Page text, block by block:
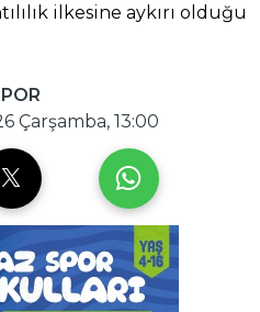
ilkesine aykırı olduğu
Çarşamba, 13:00